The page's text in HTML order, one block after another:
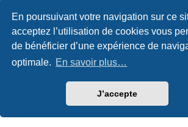
En poursuivant votre navigation sur ce
acceptez l’utilisation de cookies vous
de bénéficier d’une expérience de
optimale. En savoir plus…
J’accepte